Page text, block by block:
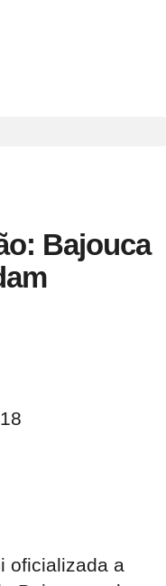
Bajouca
oficializada a